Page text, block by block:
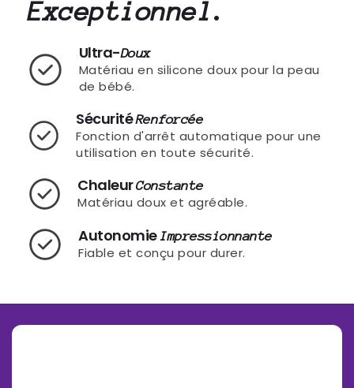
Exceptionnel.
Ultra-Doux
Matériau en silicone doux pour la peau
de bébé.
SécuritéRenforcée
Fonction d'arrêt automatique pour une
utilisation en toute sécurité.
ChaleurConstante
Matériau doux et agréable.
AutonomieImpressionnante
Fiable et conçu pour durer.